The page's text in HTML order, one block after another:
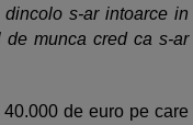
s-ar intoarce in
munca cred ca s-ar
de euro pe care